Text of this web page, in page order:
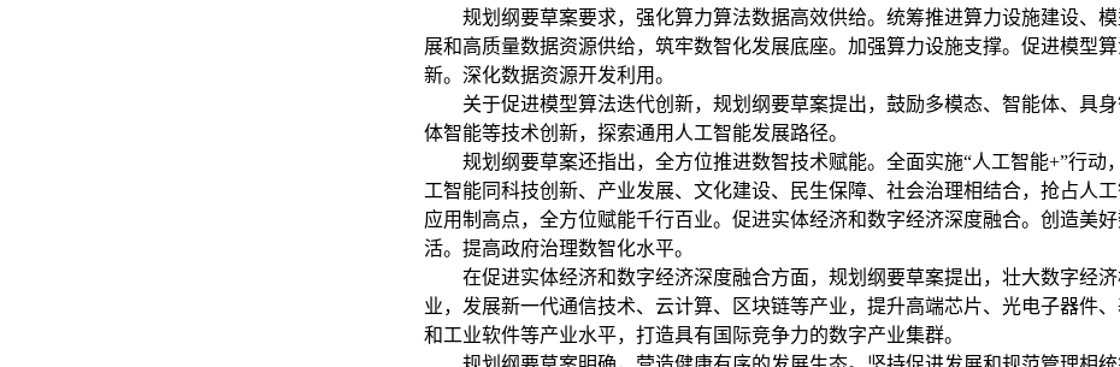
规划纲要草案要求，强化算力算法数据高效供给。统筹推进算力设施建设、模
展和高质量数据资源供给，筑牢数智化发展底座。加强算力设施支撑。促进模型算
新。深化数据资源开发利用。
关于促进模型算法迭代创新，规划纲要草案提出，鼓励多模态、智能体、具身
体智能等技术创新，探索通用人工智能发展路径。
规划纲要草案还指出，全方位推进数智技术赋能。全面实施“人工智能+”行动
工智能同科技创新、产业发展、文化建设、民生保障、社会治理相结合，抢占人
应用制高点，全方位赋能千行百业。促进实体经济和数字经济深度融合。创造美
活。提高政府治理数智化水平。
在促进实体经济和数字经济深度融合方面，规划纲要草案提出，壮大数字经济
业，发展新一代通信技术、云计算、区块链等产业，提升高端芯片、光电子器件
和工业软件等产业水平，打造具有国际竞争力的数字产业集群。